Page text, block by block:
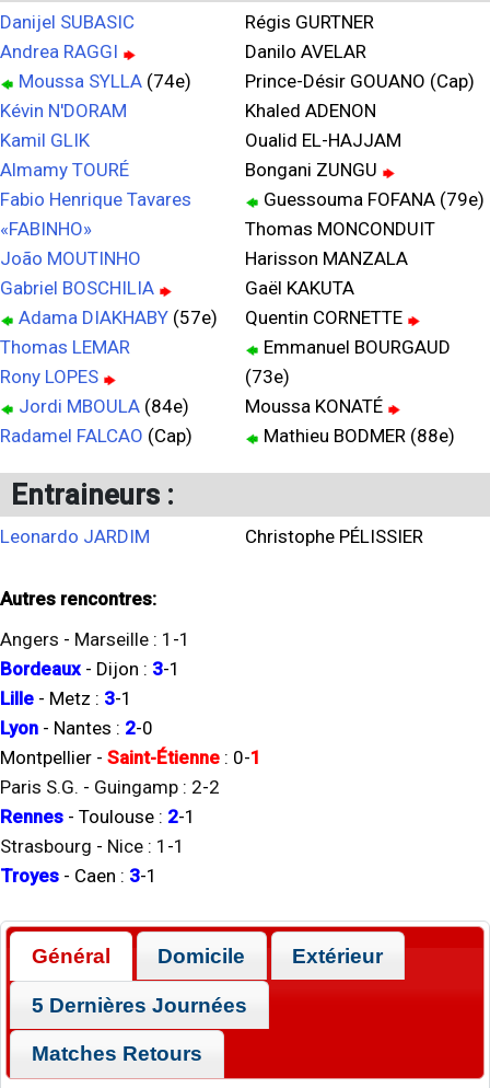
Danijel SUBASIC
Andrea RAGGI
Moussa SYLLA (74e)
Kévin N'DORAM
Kamil GLIK
Almamy TOURÉ
Fabio Henrique Tavares
«FABINHO»
João MOUTINHO
Gabriel BOSCHILIA
Adama DIAKHABY (57e)
Thomas LEMAR
Rony LOPES
Jordi MBOULA (84e)
Radamel FALCAO (Cap)
Régis GURTNER
Danilo AVELAR
Prince-Désir GOUANO (Cap)
Khaled ADENON
Oualid EL-HAJJAM
Bongani ZUNGU
Guessouma FOFANA (79e)
Thomas MONCONDUIT
Harisson MANZALA
Gaël KAKUTA
Quentin CORNETTE
Emmanuel BOURGAUD
(73e)
Moussa KONATÉ
Mathieu BODMER (88e)
Entraineurs :
Leonardo JARDIM Christophe PÉLISSIER
Autres rencontres:
Angers - Marseille : 1 -1
Bordeaux - Dijon : 3-1
Lille - Metz : 3-1
Lyon - Nantes : 2-0
Montpellier - Saint-Étienne : 0-1
Paris S.G. - Guingamp : 2-2
Rennes - Toulouse : 2-1
Strasbourg - Nice : 1 -1
Troyes - Caen : 3-1
Général Domicile Extérieur
5 Dernières Journées
Matches Retours